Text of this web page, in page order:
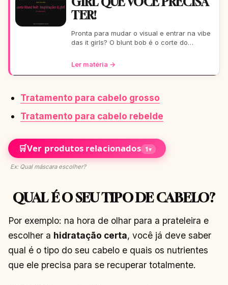
TER!
Pronta para mudar o visual e entrar na vibe
das it girls? O blunt bob é o corte do
Vem ver como ele
Ler matéria →
Tratamento para cabelo grosso
Tratamento para cabelo rebelde
🛒Ver produtos relacionados 1▾
Ex: Qual máscara escolher?
QUAL É O SEU TIPO DE CABELO?
Por exemplo: na hora de olhar para a prateleira e
escolher a hidratação certa, você já deve saber
qual é o tipo do seu cabelo e quais os nutrientes
que ele precisa para se recuperar totalmente.